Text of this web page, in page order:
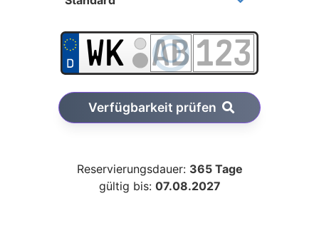
Verfügbarkeit prüfen
Reservierungsdauer: 365 Tage
gültig bis: 07.08.2027